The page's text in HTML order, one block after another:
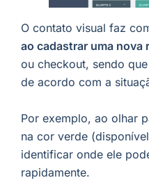
O contato visual faz
ao cadastrar uma nova
ou checkout, sendo
de acordo com a
Por exemplo, ao olhar
na cor verde
identificar onde ele
rapidamente.